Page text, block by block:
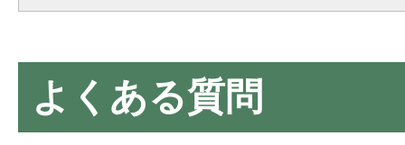
よくある質問